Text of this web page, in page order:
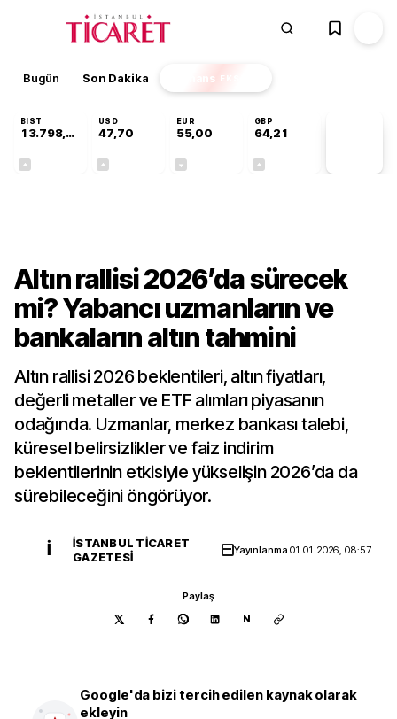
Bugün Son Dakika Finans EKSTRA
BIST
13.798,82
USD
47,70
EUR
55,00
GBP
64,21
Altın rallisi 2026’da sürecek
mi? Yabancı uzmanların ve
bankaların altın tahmini
Altın rallisi 2026 beklentileri, altın fiyatları,
değerli metaller ve ETF alımları piyasanın
odağında. Uzmanlar, merkez bankası talebi,
küresel belirsizlikler ve faiz indirim
beklentilerinin etkisiyle yükselişin 2026’da da
sürebileceğini öngörüyor.
İ
İSTANBUL TICARET
GAZETESI
Yayınlanma01.01.2026, 08:57
Paylaş
N
Google'da bizi tercih edilen kaynak olarak
ekleyin